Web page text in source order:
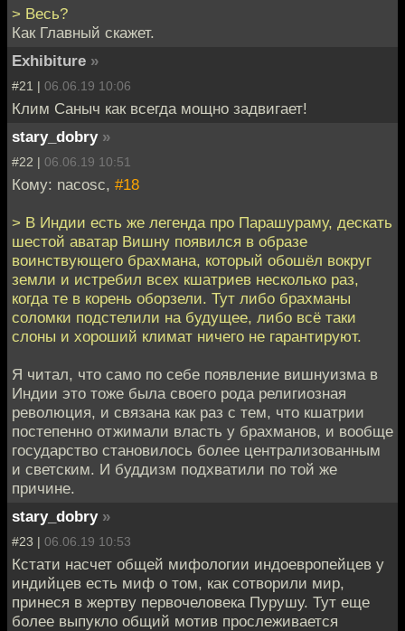
> Весь?
Как Главный скажет.
Exhibiture »
#21 | 06.06.19 10:06
Клим Саныч как всегда мощно задвигает!
stary_dobry »
#22 | 06.06.19 10:51
Кому: nacosc, #18
> В Индии есть же легенда про Парашураму, дескать
шестой аватар Вишну появился в образе
воинствующего брахмана, который обошёл вокруг
земли и истребил всех кшатриев несколько раз,
когда те в корень оборзели. Тут либо брахманы
соломки подстелили на будущее, либо всё таки
слоны и хороший климат ничего не гарантируют.
Я читал, что само по себе появление вишнуизма в
Индии это тоже была своего рода религиозная
революция, и связана как раз с тем, что кшатрии
постепенно отжимали власть у брахманов, и вообще
государство становилось более централизованным
и светским. И буддизм подхватили по той же
причине.
stary_dobry »
#23 | 06.06.19 10:53
Кстати насчет общей мифологии индоевропейцев у
индийцев есть миф о том, как сотворили мир,
принеся в жертву первочеловека Пурушу. Тут еще
более выпукло общий мотив прослеживается